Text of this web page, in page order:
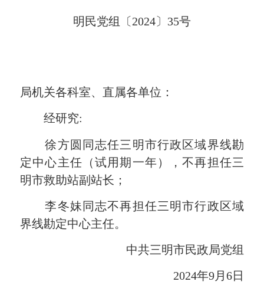
明民党组〔2024〕35号
局机关各科室、直属各单位：
经研究:
徐方圆同志任三明市行政区域界线勘
定中心主任（试用期一年），不再担任三
明市救助站副站长；
李冬妹同志不再担任三明市行政区域
界线勘定中心主任。
中共三明市民政局党组
2024年9月6日